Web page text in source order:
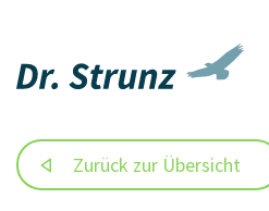
Zurück zur Übersicht